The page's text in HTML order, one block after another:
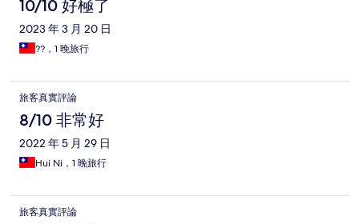
10/10 好極了
2023 年 3 月 20 日
??，1 晚旅行
旅客真實評論
8/10 非常好
2022 年 5 月 29 日
Hui Ni，1 晚旅行
旅客真實評論